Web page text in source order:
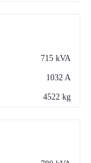
715 kVA
1032 A
4522 kg